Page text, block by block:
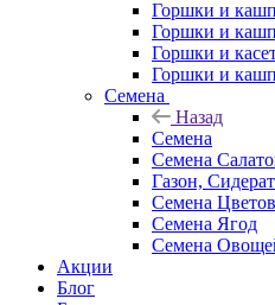
Горшки и
Горшки и
Горшки и
Горшки и
Семена
Назад
Семена
Семена
Газон,
Семена Цветов
Семена Ягод
Семена
Акции
Блог